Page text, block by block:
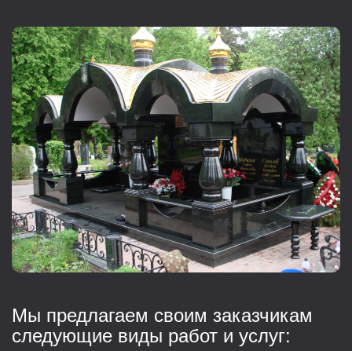
Мы предлагаем своим заказчикам
следующие виды работ и услуг: